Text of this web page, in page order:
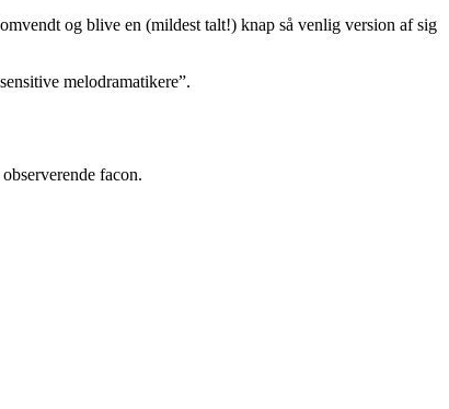
og blive en (mildest talt!) knap så venlig version af sig
melodramatikere”.
facon.